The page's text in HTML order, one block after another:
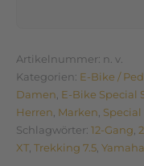
Artikelnummer: n. v.
Kategorien: E-Bike /
Damen, E-Bike Special
Herren, Marken, Special
Schlagwörter: 12-Gang,
XT, Trekking 7.5,